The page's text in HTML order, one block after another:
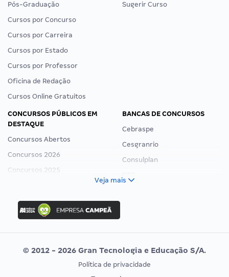
Pós-Graduação
Cursos por Concurso
Cursos por Carreira
Cursos por Estado
Cursos por Professor
Oficina de Redação
Cursos Online Gratuitos
Sugerir Curso
CONCURSOS PÚBLICOS EM
DESTAQUE
Concursos Abertos
Concursos 2026
Concursos 2025
Concurso Ibama
Concurso MPU
Editais publicados
BANCAS DE CONCURSOS
Cebraspe
Cesgranrio
Consulplan
Vunesp
CONCURSOS POR PROFISSÃO EXAME DE ORDEM
Veja mais
© 2012 - 2026 Gran Tecnologia e Educação S/A.
Política de privacidade